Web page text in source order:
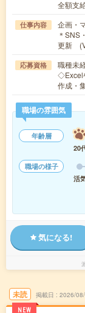
全額支
仕事内容
企画・
＊SNS
更新
応募資格
職種未
◇Excel
作成・
職場の雰囲気
年齢層
20
職場の様子
活
気になる!
未読
NEW
掲載日 2026/